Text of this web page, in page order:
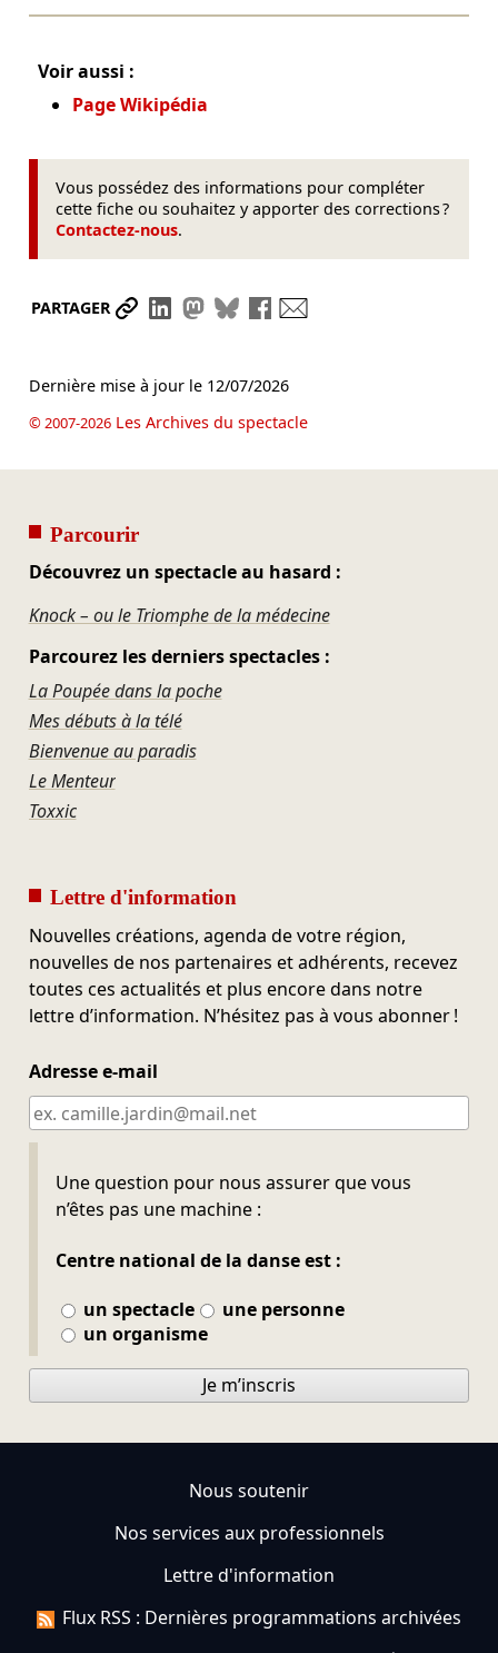
Voir aussi :
Page Wikipédia
Vous possédez des informations pour compléter
cette fiche ou souhaitez y apporter des corrections ?
Contactez-nous.
PARTAGER Partager le lien
Partager sur LinkedIn
Partager sur Mastodon
Partager sur Bluesky
Partager sur Facebook
Dernière mise à jour le 12/07/2026
© 2007-2026Les Archives du spectacle
Parcourir
Découvrez un spectacle au hasard :
Knock – ou le Triomphe de la médecine
Parcourez les derniers spectacles :
La Poupée dans la poche
Mes débuts à la télé
Bienvenue au paradis
Le Menteur
Toxxic
Lettre d'information
Nouvelles créations, agenda de votre région,
nouvelles de nos partenaires et adhérents, recevez
toutes ces actualités et plus encore dans notre
lettre d’information. N’hésitez pas à vous abonner !
Adresse e-mail
Une question pour nous assurer que vous
n’êtes pas une machine :
Centre national de la danse est :
un spectacle
une personne
un organisme
Ne pas remplir
Je m’inscris
Nous soutenir
Nos services aux professionnels
Lettre d'information
Flux RSS : Dernières programmations archivées